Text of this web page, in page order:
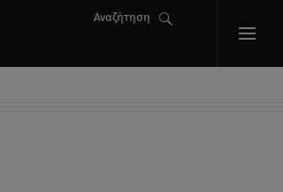
Αναζήτηση